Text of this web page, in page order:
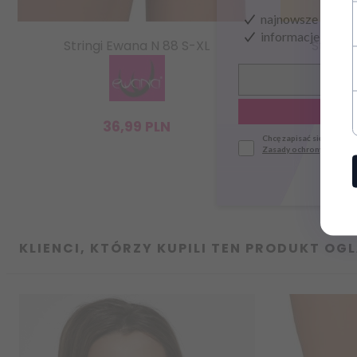
Stringi Ewana N 88 S-XL
36,99 PLN
Stringi
KLIENCI, KTÓRZY KUPILI TEN PRODUKT
najnowsze
informacje o
Chcę zapisać się do
Zasady ochrony danych